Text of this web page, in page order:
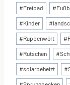
#Freibad #
#Kinder #
#Rappenwört #
#Rutschen #
#solarbeheizt #